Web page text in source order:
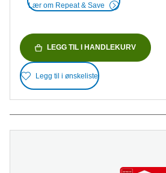
Lær om Repeat & Save
LEGG TIL I HANDLEKURV
Legg til i ønskeliste